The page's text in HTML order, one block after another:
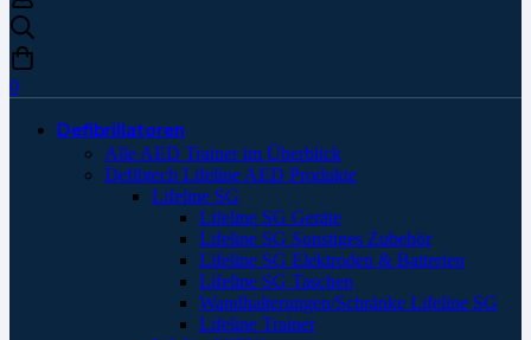
0
Defibrillatoren
Alle AED Trainer im Überblick
Defibtech Lifeline AED Produkte
Lifeline SG
Lifeline SG Geräte
Lifeline SG Sonstiges Zubehör
Lifeline SG Elektroden & Batterien
Lifeline SG Taschen
Wandhalterungen/Schränke Lifeline SG
Lifeline Trainer